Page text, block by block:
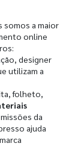
somos a maior
online
designer
utilizam a
folheto,
da
ajuda